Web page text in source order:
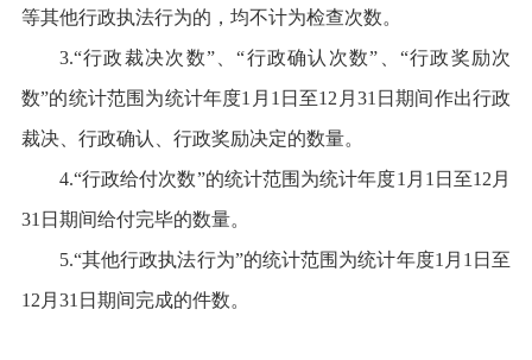
等其他行政执法行为的，均不计为检查次数。
3.“行政裁决次数”、“行政确认次数” “行政奖励次
数”的统计范围为统计年度1 月 1 日至12 月 31 日期间作出行政
裁决、行政确认、行政奖励决定的数量。
4.“行政给付次数”的统计范围为统计年度1 月 1 日至12 月
31 日期间给付完毕的数量。
5.“其他行政执法行为”的统计范围为统计年度1 月 1 日至
12 月 31 日期间完成的件数。